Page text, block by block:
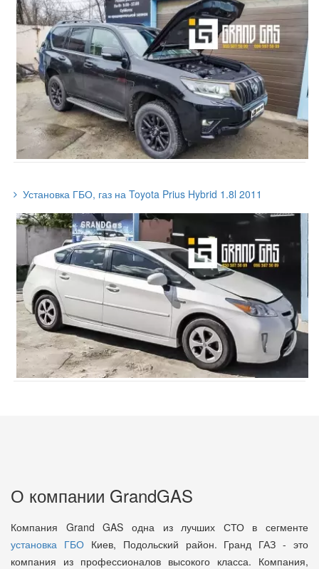
Установка ГБО, газ на Toyota Prius Hybrid 1.8l 2011
О компании GrandGAS
Компания Grand GAS одна из лучших СТО в сегменте
установка ГБОКиев, Подольский район. Гранд ГАЗ - это
компания из профессионалов высокого класса. Компания,